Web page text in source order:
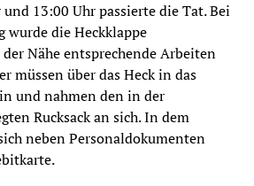
13:00 Uhr passierte die Tat. Bei
wurde die Heckklappe
Nähe entsprechende Arbeiten
müssen über das Heck in das
und nahmen den in der
Rucksack an sich. In dem
neben Personaldokumenten